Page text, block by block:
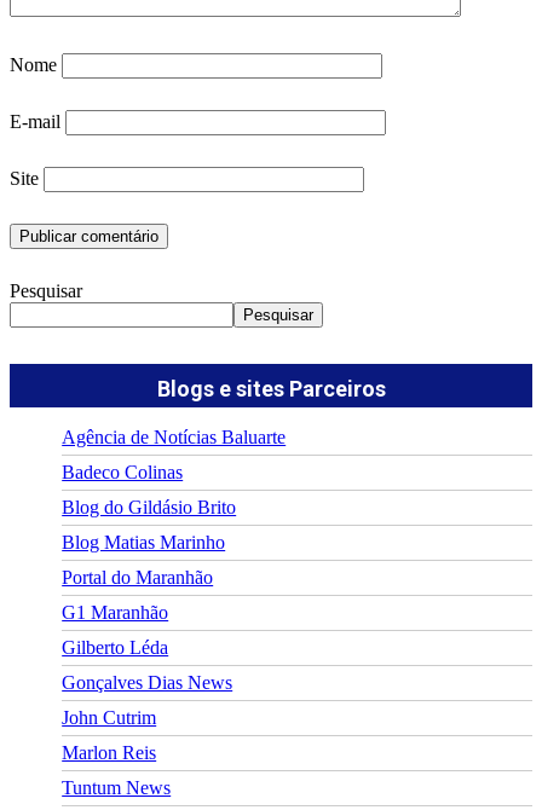
Nome
E-mail
Site
Pesquisar
Pesquisar
Blogs e sites Parceiros
Agência de Notícias Baluarte
Badeco Colinas
Blog do Gildásio Brito
Blog Matias Marinho
Portal do Maranhão
G1 Maranhão
Gilberto Léda
Gonçalves Dias News
John Cutrim
Marlon Reis
Tuntum News